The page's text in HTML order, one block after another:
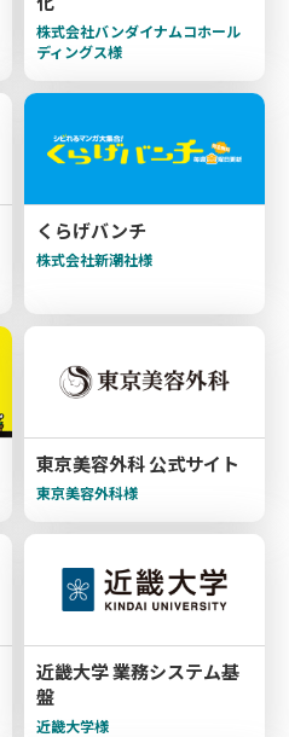
株式会社バンダイナムコホール
ディングス様
くらげバンチ
株式会社新潮社様
東京美容外科 公式サイト
東京美容外科様
近畿大学 業務システム基
盤
近畿大学様